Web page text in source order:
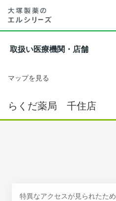
取扱い医療機関・店舗
マップを見る
らくだ薬局 千住店
特異なアクセスが見られたた